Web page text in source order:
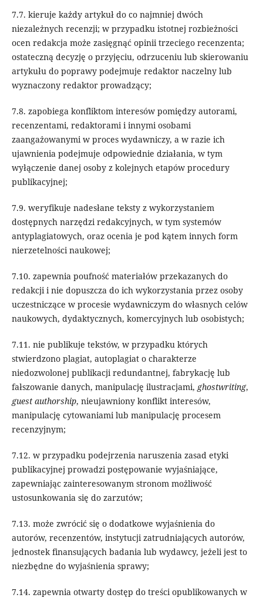
7.7. kieruje każdy artykuł do co najmniej dwóch
niezależnych recenzji; w przypadku istotnej rozbieżności
ocen redakcja może zasięgnąć opinii trzeciego recenzenta;
ostateczną decyzję o przyjęciu, odrzuceniu lub skierowaniu
artykułu do poprawy podejmuje redaktor naczelny lub
wyznaczony redaktor prowadzący;
7.8. zapobiega konfliktom interesów pomiędzy autorami,
recenzentami, redaktorami i innymi osobami
zaangażowanymi w proces wydawniczy, a w razie ich
ujawnienia podejmuje odpowiednie działania, w tym
wyłączenie danej osoby z kolejnych etapów procedury
publikacyjnej;
7.9. weryfikuje nadesłane teksty z wykorzystaniem
dostępnych narzędzi redakcyjnych, w tym systemów
antyplagiatowych, oraz ocenia je pod kątem innych form
nierzetelności naukowej;
7.10. zapewnia poufność materiałów przekazanych do
redakcji i nie dopuszcza do ich wykorzystania przez osoby
uczestniczące w procesie wydawniczym do własnych celów
naukowych, dydaktycznych, komercyjnych lub osobistych;
7.11. nie publikuje tekstów, w przypadku których
stwierdzono plagiat, autoplagiat o charakterze
niedozwolonej publikacji redundantnej, fabrykację lub
fałszowanie danych, manipulację ilustracjami, ghostwriting,
guest authorship, nieujawniony konflikt interesów,
manipulację cytowaniami lub manipulację procesem
recenzyjnym;
7.12. w przypadku podejrzenia naruszenia zasad etyki
publikacyjnej prowadzi postępowanie wyjaśniające,
zapewniając zainteresowanym stronom możliwość
ustosunkowania się do zarzutów;
7.13. może zwrócić się o dodatkowe wyjaśnienia do
autorów, recenzentów, instytucji zatrudniających autorów,
jednostek finansujących badania lub wydawcy, jeżeli jest to
niezbędne do wyjaśnienia sprawy;
7.14. zapewnia otwarty dostęp do treści opublikowanych w